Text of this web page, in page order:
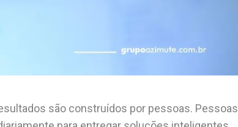
são construídos por pessoas. Pessoas